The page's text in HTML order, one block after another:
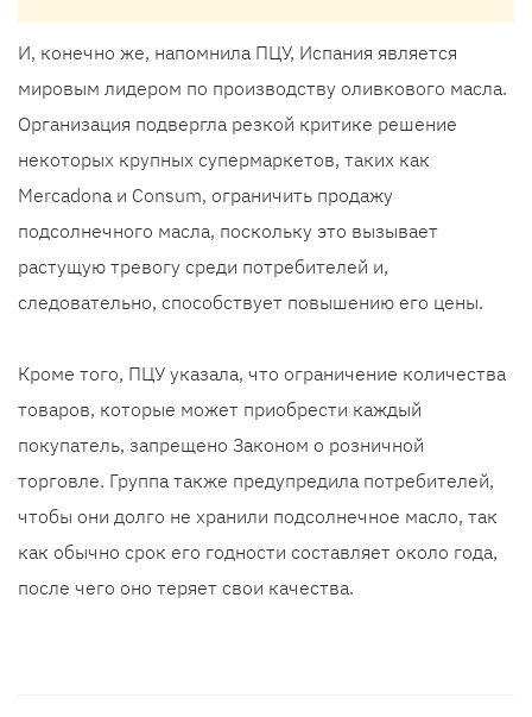
И, конечно же, напомнила ПЦУ, Испания является
мировым лидером по производству оливкового масла.
Организация подвергла резкой критике решение
некоторых крупных супермаркетов, таких как
Mercadona и Consum, ограничить продажу
подсолнечного масла, поскольку это вызывает
растущую тревогу среди потребителей и,
следовательно, способствует повышению его цены.
Кроме того, ПЦУ указала, что ограничение количества
товаров, которые может приобрести каждый
покупатель, запрещено Законом о розничной
торговле. Группа также предупредила потребителей,
чтобы они долго не хранили подсолнечное масло, так
как обычно срок его годности составляет около года,
после чего оно теряет свои качества.